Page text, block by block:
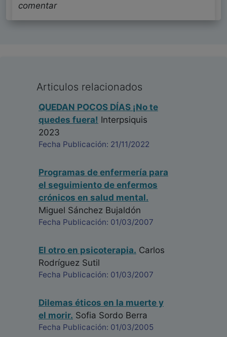
comentar
Articulos relacionados
QUEDAN POCOS DÍAS ¡No te
quedes fuera! Interpsiquis
2023
Fecha Publicación: 21/11/2022
Programas de enfermería para
el seguimiento de enfermos
crónicos en salud mental.
Miguel Sánchez Bujaldón
Fecha Publicación: 01/03/2007
El otro en psicoterapia. Carlos
Rodríguez Sutil
Fecha Publicación: 01/03/2007
Dilemas éticos en la muerte y
el morir. Sofia Sordo Berra
Fecha Publicación: 01/03/2005